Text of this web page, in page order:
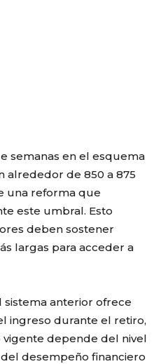
semanas en el esquema
alrededor de 850 a 875
una reforma que
este umbral. Esto
deben sostener
largas para acceder a
sistema anterior ofrece
ingreso durante el retiro,
depende del nivel
desempeño financiero